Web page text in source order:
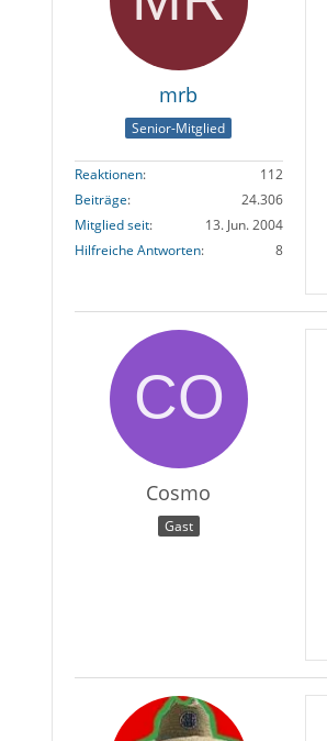
mrb
Senior-Mitglied
Reaktionen
112
Beiträge
24.306
Mitglied seit
13. Jun. 2004
Hilfreiche Antworten
8
Cosmo
Gast